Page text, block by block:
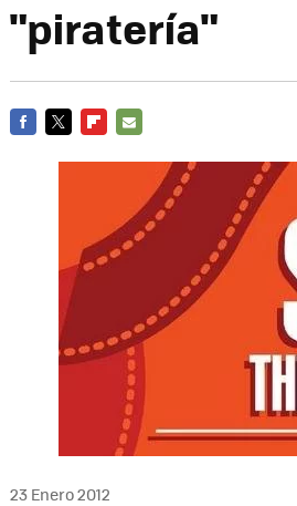
"piratería"
23 Enero 2012